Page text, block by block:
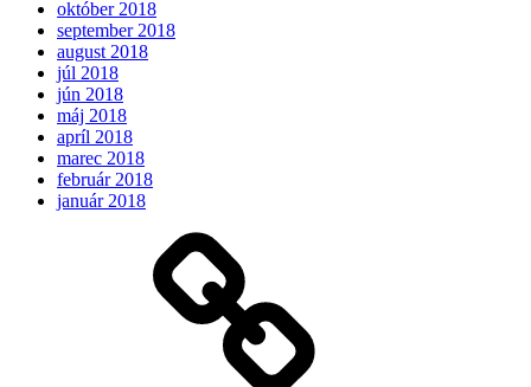
október 2018
september 2018
august 2018
júl 2018
jún 2018
máj 2018
apríl 2018
marec 2018
február 2018
január 2018